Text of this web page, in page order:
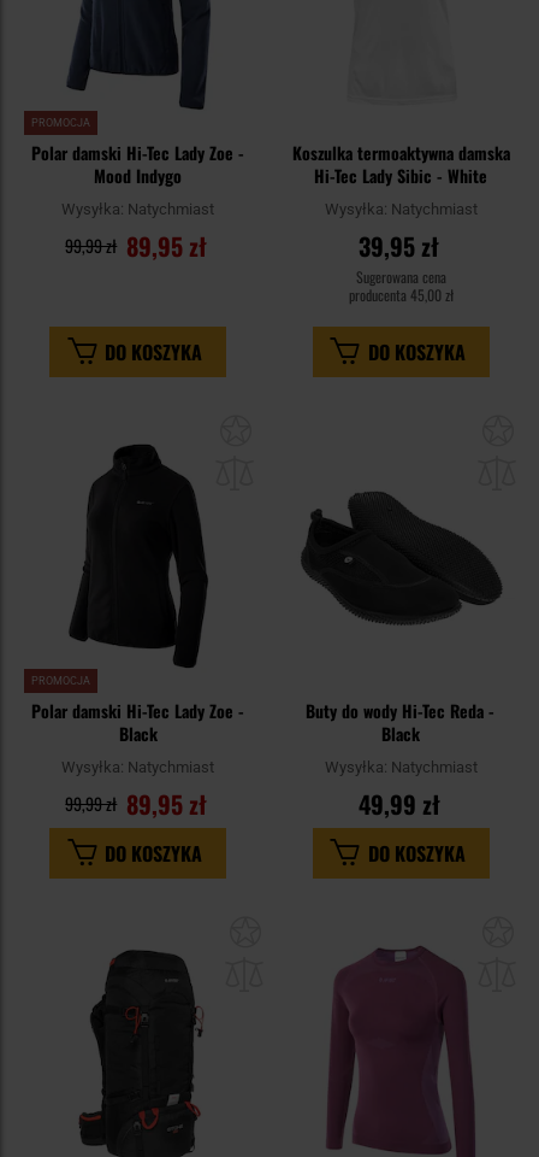
PROMOCJA
Polar damski Hi-Tec Lady Zoe -
Mood Indygo
Wysyłka: Natychmiast
89,95 zł
99,99 zł
DO KOSZYKA
Koszulka termoaktywna damska
Hi-Tec Lady Sibic - White
Wysyłka: Natychmiast
39,95 zł
Sugerowana cena
producenta 45,00 zł
DO KOSZYKA
PROMOCJA
Polar damski Hi-Tec Lady Zoe -
Black
Wysyłka: Natychmiast
89,95 zł
99,99 zł
DO KOSZYKA
Buty do wody Hi-Tec Reda -
Black
Wysyłka: Natychmiast
49,99 zł
DO KOSZYKA
schowka